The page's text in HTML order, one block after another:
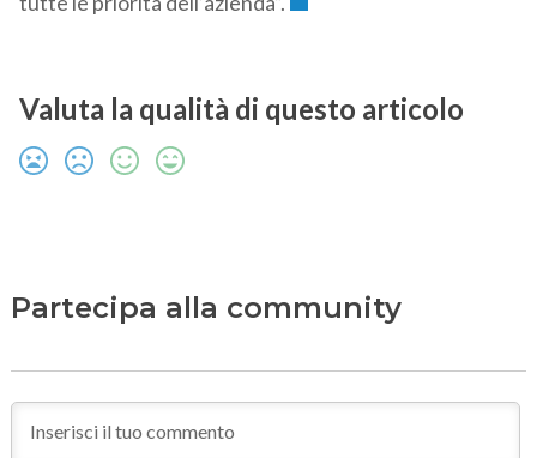
Valuta la qualità di questo articolo
Partecipa alla community